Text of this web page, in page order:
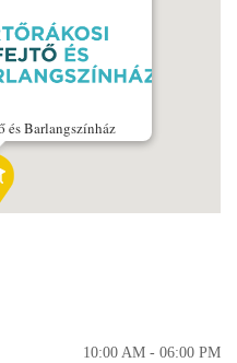
és Barlangszínház
10:00 AM - 06:00 PM